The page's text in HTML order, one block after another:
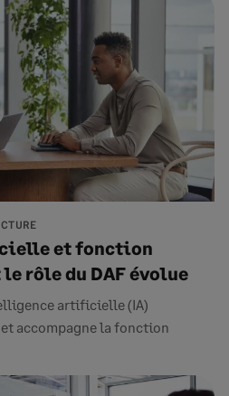
et fonction
rôle du DAF évolue
artificielle (IA)
accompagne la fonction